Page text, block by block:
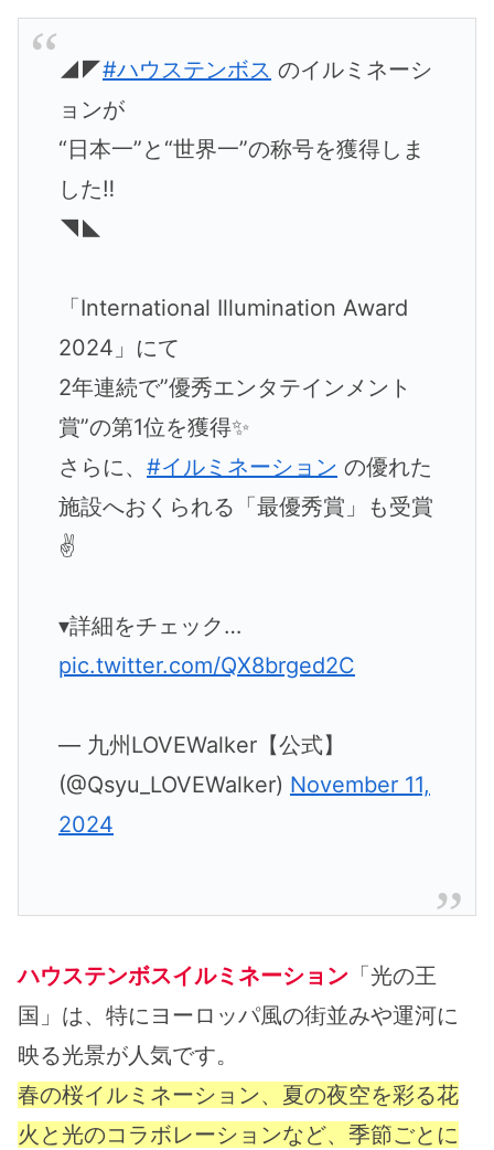
◢◤#ハウステンボス のイルミネーシ
ョンが
“日本一”と“世界一”の称号を獲得しま
した‼
◥◣
「International Illumination Award
2024」にて
2年連続で”優秀エンタテインメント
賞”の第1位を獲得✨
さらに、 #イルミネーション の優れた
施設へおくられる「最優秀賞」も受賞
✌
▾詳細をチェック…
pic.twitter.com/QX8brged2C
— 九州LOVEWalker【公式】
(@Qsyu_LOVEWalker) November 11,
2024
ハウステンボスイルミネーション 「光の王
国」は、特にヨーロッパ風の街並みや運河に
映る光景が人気です。
春の桜イルミネーション、夏の夜空を彩る花
火と光のコラボレーションなど、季節ごとに